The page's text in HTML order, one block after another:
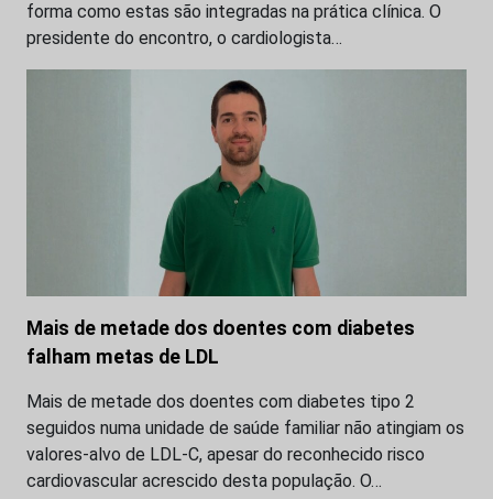
forma como estas são integradas na prática clínica. O
presidente do encontro, o cardiologista…
Mais de metade dos doentes com diabetes
falham metas de LDL
Mais de metade dos doentes com diabetes tipo 2
seguidos numa unidade de saúde familiar não atingiam os
valores-alvo de LDL-C, apesar do reconhecido risco
cardiovascular acrescido desta população. O…